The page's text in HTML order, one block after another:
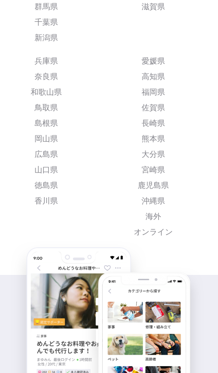
群馬県
千葉県
新潟県
滋賀県
兵庫県
奈良県
和歌山県
鳥取県
島根県
岡山県
広島県
山口県
徳島県
香川県
愛媛県
高知県
福岡県
佐賀県
長崎県
熊本県
大分県
宮崎県
鹿児島県
沖縄県
海外
オンライン